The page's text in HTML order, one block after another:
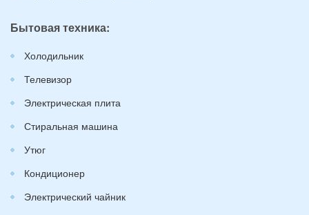
Бытовая техника:
Холодильник
Телевизор
Электрическая плита
Стиральная машина
Утюг
Кондиционер
Электрический чайник